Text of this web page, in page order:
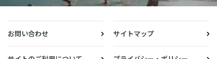
お問い合わせ サイトマップ